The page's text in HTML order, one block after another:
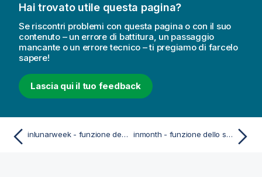
Hai trovato utile questa pagina?
Se riscontri problemi con questa pagina o con il suo
contenuto – un errore di battitura, un passaggio
mancante o un errore tecnico – ti pregiamo di farcelo
sapere!
Lascia qui il tuo feedback
inlunarweek - funzione dello script e del grafico inmonth - funzione dello script e del grafico